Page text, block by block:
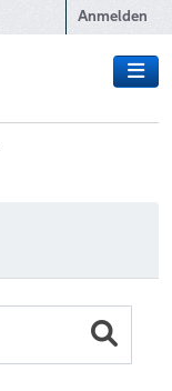
Anmelden